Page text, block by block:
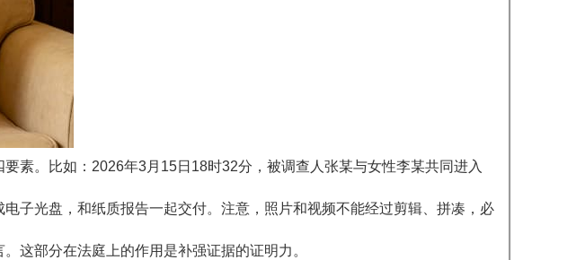
素。比如：2026年3月15日18时32分，被调查人张某与女性李某共同进入
子光盘，和纸质报告一起交付。注意，照片和视频不能经过剪辑、拼凑，必
这部分在法庭上的作用是补强证据的证明力。